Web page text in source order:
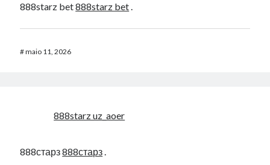
888starz bet888starz bet.
#maio 11, 2026
888starz uz_aoer
888старз888старз.